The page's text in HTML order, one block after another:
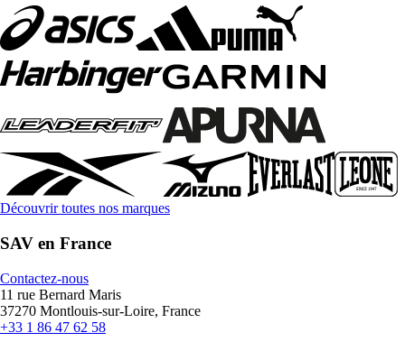
Découvrir toutes nos marques
SAV en France
Contactez-nous
11 rue Bernard Maris
37270 Montlouis-sur-Loire, France
+33 1 86 47 62 58